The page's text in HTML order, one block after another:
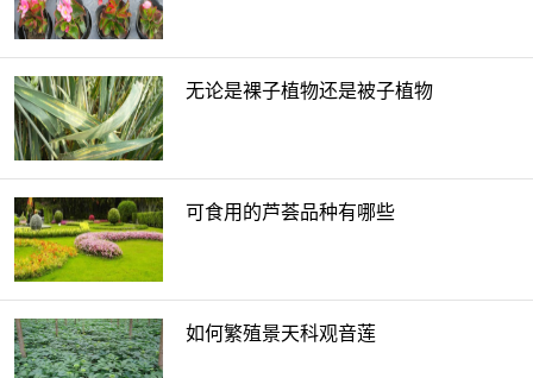
无论是裸子植物还是被子植物
可食用的芦荟品种有哪些
如何繁殖景天科观音莲